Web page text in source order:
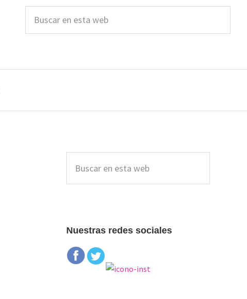
esta
lateral
principal
esta
Nuestras redes sociales